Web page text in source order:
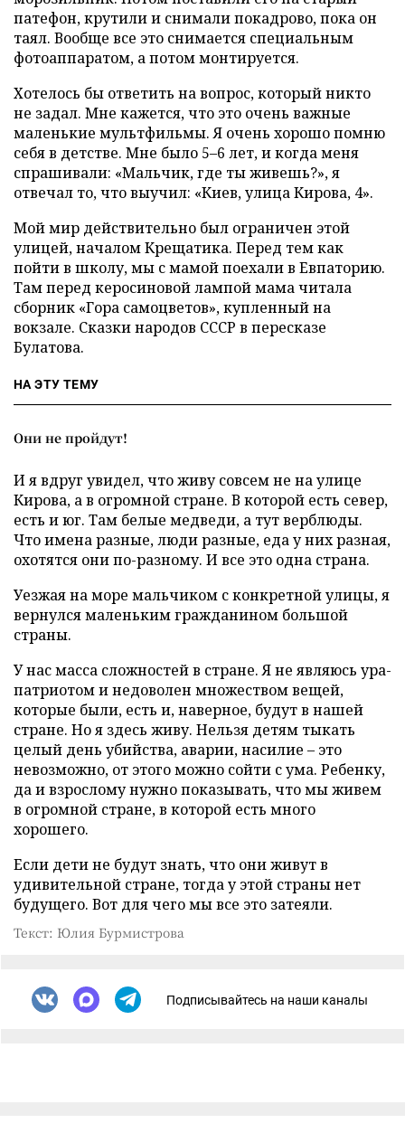
патефон, крутили и снимали покадрово, пока он
таял. Вообще все это снимается специальным
фотоаппаратом, а потом монтируется.
Хотелось бы ответить на вопрос, который никто
не задал. Мне кажется, что это очень важные
маленькие мультфильмы. Я очень хорошо помню
себя в детстве. Мне было 5–6 лет, и когда меня
спрашивали: «Мальчик, где ты живешь?», я
отвечал то, что выучил: «Киев, улица Кирова, 4».
Мой мир действительно был ограничен этой
улицей, началом Крещатика. Перед тем как
пойти в школу, мы с мамой поехали в Евпаторию.
Там перед керосиновой лампой мама читала
сборник «Гора самоцветов», купленный на
вокзале. Сказки народов СССР в пересказе
Булатова.
НА ЭТУ ТЕМУ
Они не пройдут!
И я вдруг увидел, что живу совсем не на улице
Кирова, а в огромной стране. В которой есть север,
есть и юг. Там белые медведи, а тут верблюды.
Что имена разные, люди разные, еда у них разная,
охотятся они по-разному. И все это одна страна.
Уезжая на море мальчиком с конкретной улицы, я
вернулся маленьким гражданином большой
страны.
У нас масса сложностей в стране. Я не являюсь ура-
патриотом и недоволен множеством вещей,
которые были, есть и, наверное, будут в нашей
стране. Но я здесь живу. Нельзя детям тыкать
целый день убийства, аварии, насилие – это
невозможно, от этого можно сойти с ума. Ребенку,
да и взрослому нужно показывать, что мы живем
в огромной стране, в которой есть много
хорошего.
Если дети не будут знать, что они живут в
удивительной стране, тогда у этой страны нет
будущего. Вот для чего мы все это затеяли.
Текст: Юлия Бурмистрова
Подписывайтесь на наши каналы